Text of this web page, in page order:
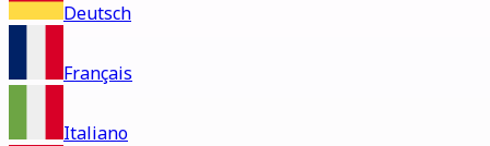
Deutsch
Français
Italiano